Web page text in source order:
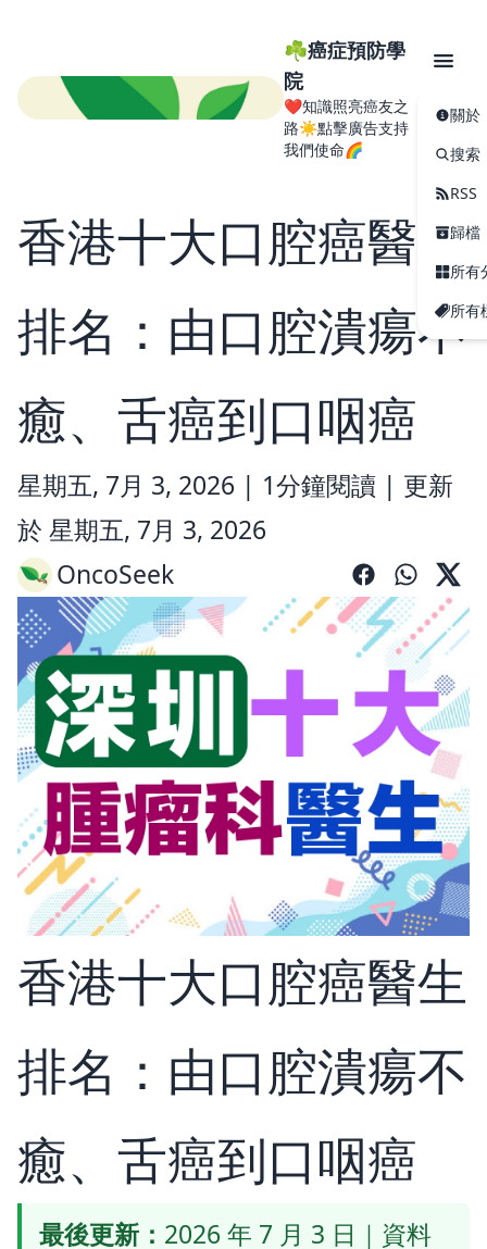
☘️癌症預防學
院
❤️知識照亮癌友之
路☀️點擊廣告支持
我們使命🌈
關於
搜索
RSS
歸檔
所有
所有
香港十大口腔癌醫生
排名：由口腔潰瘍不
癒、舌癌到口咽癌
星期五, 7月 3, 2026 | 1分鐘閱讀 | 更新
於 星期五, 7月 3, 2026
OncoSeek
香港十大口腔癌醫生
排名：由口腔潰瘍不
癒、舌癌到口咽癌
最後更新： 2026 年 7 月 3 日｜資料